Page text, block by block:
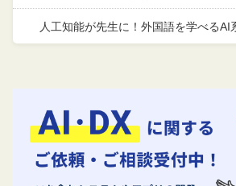
人工知能が先生に！外国語を学べるAI